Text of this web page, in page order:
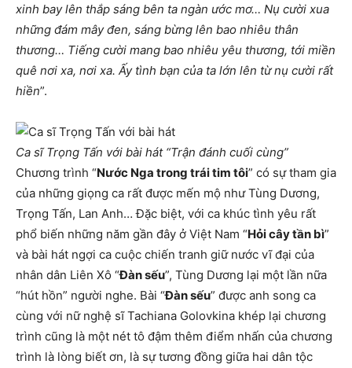
xinh bay lên thắp sáng bên ta ngàn ước mơ… Nụ cười xua
những đám mây đen, sáng bừng lên bao nhiêu thân
thương… Tiếng cười mang bao nhiêu yêu thương, tới miền
quê nơi xa, nơi xa. Ấy tình bạn của ta lớn lên từ nụ cười rất
hiền”.
Ca sĩ Trọng Tấn với bài hát “Trận đánh cuối cùng”
Chương trình “Nước Nga trong trái tim tôi” có sự tham gia
của những giọng ca rất được mến mộ như Tùng Dương,
Trọng Tấn, Lan Anh… Đặc biệt, với ca khúc tình yêu rất
phổ biến những năm gần đây ở Việt Nam “Hỏi cây tần bì”
và bài hát ngợi ca cuộc chiến tranh giữ nước vĩ đại của
nhân dân Liên Xô “Đàn sếu”, Tùng Dương lại một lần nữa
“hút hồn” người nghe. Bài “Đàn sếu” được anh song ca
cùng với nữ nghệ sĩ Tachiana Golovkina khép lại chương
trình cũng là một nét tô đậm thêm điểm nhấn của chương
trình là lòng biết ơn, là sự tương đồng giữa hai dân tộc